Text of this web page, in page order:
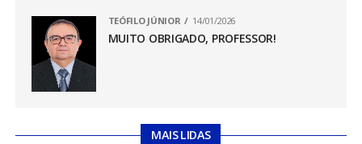
TEÓFILO JÚNIOR 14/01/2026
MUITO OBRIGADO, PROFESSOR!
MAIS LIDAS